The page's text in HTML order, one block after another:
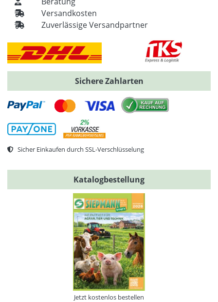
Versandkosten
Zuverlässige Versandpartner
Sichere Zahlarten
Sicher Einkaufen durch SSL-Verschlüsselung
Katalogbestellung
Jetzt kostenlos bestellen